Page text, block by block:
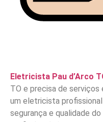
Eletricista Pau d’Arco
TO e precisa de
um eletricista
segurança e qualidade